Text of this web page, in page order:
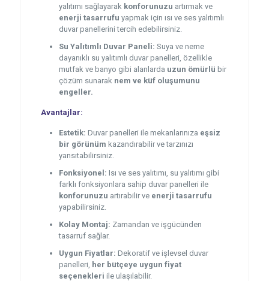
yalıtımı sağlayarak konforunuzu artırmak ve
enerji tasarrufu yapmak için ısı ve ses yalıtımlı
duvar panellerini tercih edebilirsiniz.
Su Yalıtımlı Duvar Paneli: Suya ve neme
dayanıklı su yalıtımlı duvar panelleri, özellikle
mutfak ve banyo gibi alanlarda uzun ömürlü bir
çözüm sunarak nem ve küf oluşumunu
engeller.
Avantajlar:
Estetik: Duvar panelleri ile mekanlarınıza eşsiz
bir görünüm kazandırabilir ve tarzınızı
yansıtabilirsiniz.
Fonksiyonel: Isı ve ses yalıtımı, su yalıtımı gibi
farklı fonksiyonlara sahip duvar panelleri ile
konforunuzu artırabilir ve enerji tasarrufu
yapabilirsiniz.
Kolay Montaj: Zamandan ve işgücünden
tasarruf sağlar.
Uygun Fiyatlar: Dekoratif ve işlevsel duvar
panelleri,
her bütçeye uygun fiyat
seçenekleri ile ulaşılabilir.